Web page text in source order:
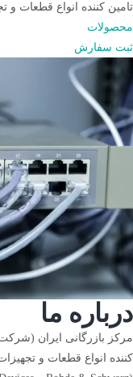
تامین کننده انواع قطعات و
محصولات
ثبت سفارش
درباره ما
کننده انواع قطعات و